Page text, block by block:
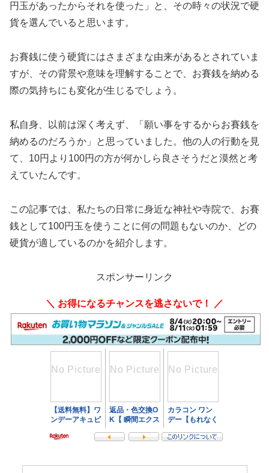
円玉があったからそれを使った」と、その時々の状況で硬
貨を選んでいると思います。
お賽銭に使う硬貨にはさまざまな由来があるとされていま
すが、その背景や意味を理解することで、お賽銭を納める
際の気持ちにも変化が生じるでしょう。
私自身、以前は深く考えず、「願い事をするからお賽銭を
納めるのだろうか」と思っていました。他の人の行動を見
て、10円より100円の方が何かしら良さそうだと漠然と考
えていたんです。
この記事では、私たちの日常に身近な神社や寺院で、お賽
銭として100円玉を使うことに何の問題もないのか、どの
硬貨が適しているのかを紹介します。
スポンサーリンク
＼ お得になるチャンスを逃さないで！ ／